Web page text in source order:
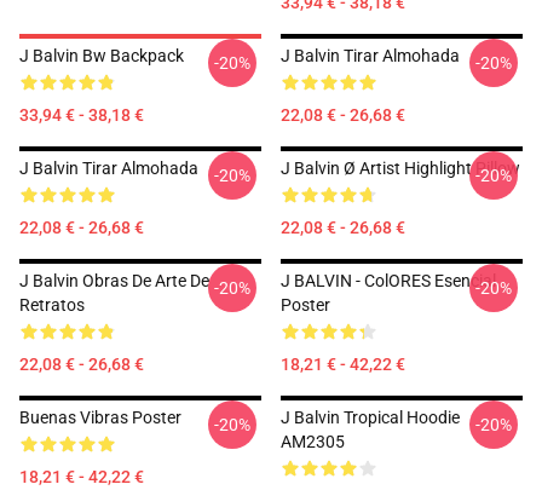
J Balvin Bw Backpack
33,94 € - 38,18 €
-20% J Balvin Tirar Almohada
22,08 € - 26,68 €
-20%
J Balvin Tirar Almohada
22,08 € - 26,68 €
-20% J Balvin Ø Artist Highlight Pillow
22,08 € - 26,68 €
-20%
J Balvin Obras De Arte De
Retratos
22,08 € - 26,68 €
-20%
J BALVIN - ColORES Esencial
Poster
18,21 € - 42,22 €
-20%
Buenas Vibras Poster
18,21 € - 42,22 €
-20%
J Balvin Tropical Hoodie
AM2305
-20%